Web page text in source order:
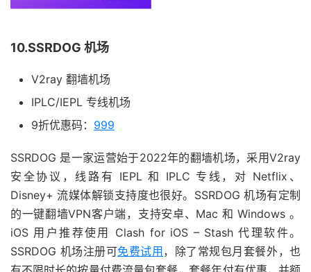
10.SSRDOG 机场
V2ray 翻墙机场
IPLC/IEPL 专线机场
9折优惠码： 999
SSRDOG 是一家运营始于2022年的翻墙机场，采用V2ray
安全协议，线路有 IEPL 和 IPLC 专线，对 Netflix、
Disney+ 流媒体解锁支持度也很好。SSRDOG 机场有定制
的一键翻墙VPN客户端，支持安卓、Mac 和 Windows 。
iOS 用户推荐使用 Clash for iOS – Stash 代理软件。
SSRDOG 机场注册可免费试用 ，除了常规包月套餐外，也